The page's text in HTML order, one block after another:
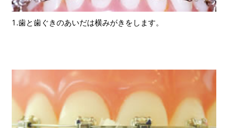
1.歯と歯ぐきのあいだは横みがきをします。